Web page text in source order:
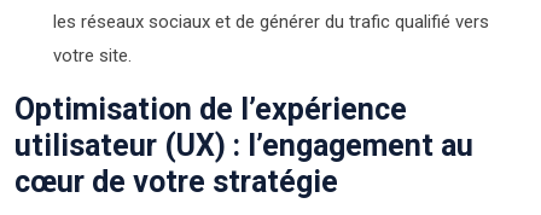
les réseaux sociaux et de générer du trafic qualifié vers
votre site.
Optimisation de l’expérience
utilisateur (UX) : l’engagement au
cœur de votre stratégie